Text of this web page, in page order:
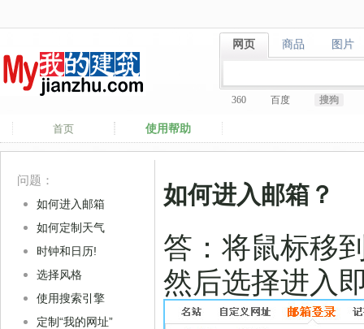
网页
网页 商品
商品 图片
图片
360 百度 搜狗
首页 使用帮助
问题：
如何进入邮箱
如何定制天气
时钟和日历!
选择风格
使用搜索引擎
定制“我的网址”
如何进入邮箱？
答：将鼠标移
然后选择进入